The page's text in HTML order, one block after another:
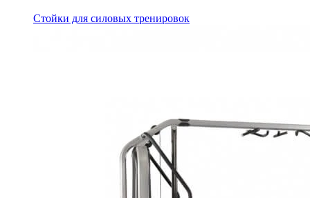
Стойки для силовых тренировок